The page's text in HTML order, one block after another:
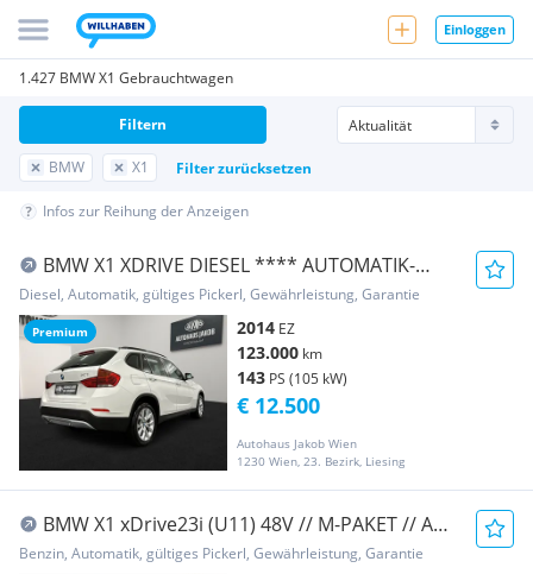
Einloggen
1.427 BMW X1 Gebrauchtwagen
BMW X1 Filter zurücksetzen
Filtern
Infos zur Reihung der Anzeigen
Premium
BMW X1 XDRIVE DIESEL **** AUTOMATIK-
TEMPOMAT-LEDER ...
Diesel, Automatik, gültiges Pickerl, Gewährleistung, Garantie
2014 EZ
123.000 km
143 PS (105 kW)
Autohaus Jakob Wien
1230 Wien, 23. Bezirk, Liesing
€ 12.500
BMW X1 xDrive23i (U11) 48V // M-PAKET // AHK
// 1. ...
Benzin, Automatik, gültiges Pickerl, Gewährleistung, Garantie